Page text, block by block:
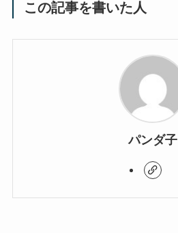
この記事を書いた人
パンダ子